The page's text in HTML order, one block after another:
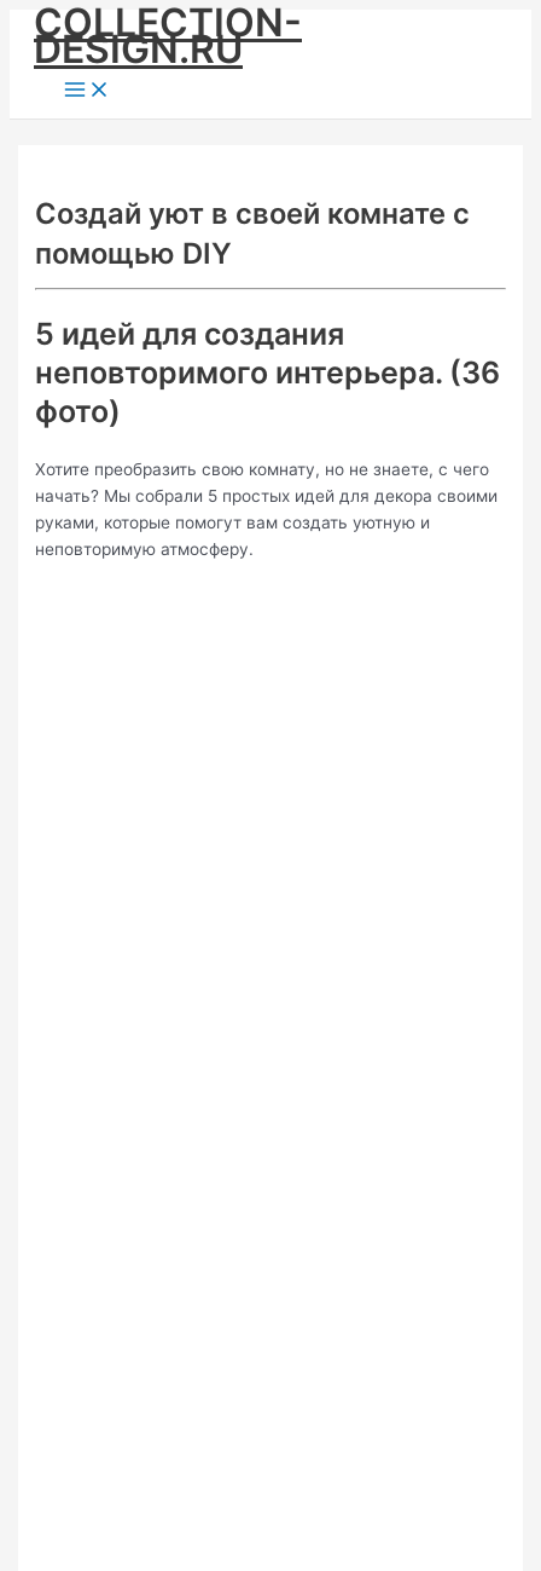
Skip
content
COLLECTION-
DESIGN.RU
Main
Menu
Создай уют в своей комнате с
помощью DIY
5 идей для создания
неповторимого интерьера. (36
фото)
Хотите преобразить свою комнату, но не знаете, с чего
начать? Мы собрали 5 простых идей для декора своими
руками, которые помогут вам создать уютную и
неповторимую атмосферу.